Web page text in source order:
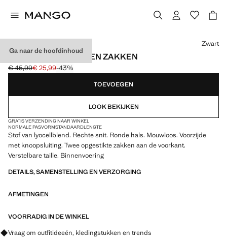
Ga naar de hoofdinhoud
GILET MET KNOPEN EN ZAKKEN
Oorspronkelijke prijs doorgehaald [€ 45,99 ]
€ 45,99
Huidige prijs [€ 25,99 ]
€ 25,99-43%
Kies een kleur
Zwart
TOEVOEGEN
LOOK BEKIJKEN
GRATIS VERZENDING NAAR WINKEL
NORMALE PASVORMSTANDAARDLENGTE
Stof van lyocellblend. Rechte snit. Ronde hals. Mouwloos. Voorzijde
met knoopsluiting. Twee opgestikte zakken aan de voorkant.
Verstelbare taille. Binnenvoering
DETAILS, SAMENSTELLING EN VERZORGING
AFMETINGEN
VOORRADIG IN DE WINKEL
Vraag om outfitideeën, kledingstukken en trends